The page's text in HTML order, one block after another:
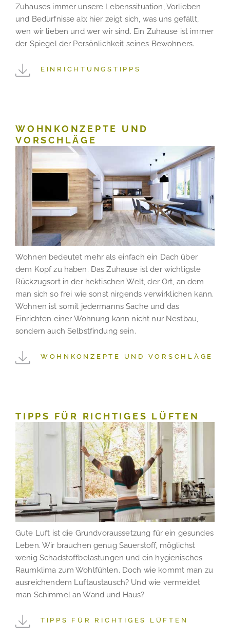
Zuhauses immer unsere Lebenssituation, Vorlieben
und Bedürfnisse ab; hier zeigt sich, was uns gefällt,
wen wir lieben und wer wir sind. Ein Zuhause ist immer
der Spiegel der Persönlichkeit seines Bewohners.
EINRICHTUNGSTIPPS
WOHNKONZEPTE UND
VORSCHLÄGE
Wohnen bedeutet mehr als einfach ein Dach über
dem Kopf zu haben. Das Zuhause ist der wichtigste
Rückzugsort in der hektischen Welt, der Ort, an dem
man sich so frei wie sonst nirgends verwirklichen kann.
Wohnen ist somit jedermanns Sache und das
Einrichten einer Wohnung kann nicht nur Nestbau,
sondern auch Selbstfindung sein.
WOHNKONZEPTE UND VORSCHLÄGE
TIPPS FÜR RICHTIGES LÜFTEN
Gute Luft ist die Grundvoraussetzung für ein gesundes
Leben. Wir brauchen genug Sauerstoff, möglichst
wenig Schadstoffbelastungen und ein hygienisches
Raumklima zum Wohlfühlen. Doch wie kommt man zu
ausreichendem Luftaustausch? Und wie vermeidet
man Schimmel an Wand und Haus?
TIPPS FÜR RICHTIGES LÜFTEN